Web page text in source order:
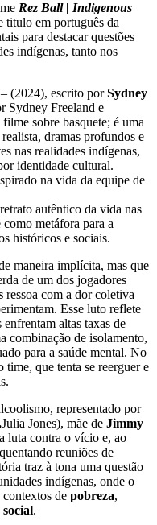
Rez Ball | Indigenous
titulo em português da
para destacar questões
indígenas, tanto nos
(2024), escrito porSydney
Sydney Freeland e
sobre basquete; é uma
dramas profundos e
nas realidades indígenas,
identidade cultural.
na vida da equipe de
autêntico da vida nas
metáfora para a
históricos e sociais​.
maneira implícita, mas que
de um dos jogadores
ressoa com a dor coletiva
Esse luto reflete
altas taxas de
combinação de isolamento,
para a saúde mental. No
time, que tenta se reerguer e
representado por
Julia Jones), mãe de Jimmy
luta contra o vício e, ao
reuniões de
traz à tona uma questão
indígenas, onde o
contextos de pobreza,
social.